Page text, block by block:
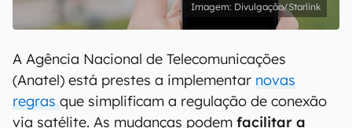
Divulgação/Starlink
A Agência Nacional de Telecomunicações
(Anatel) está prestes a implementar novas
regras que simplificam a regulação de conexão
via satélite. As mudanças podem facilitar a